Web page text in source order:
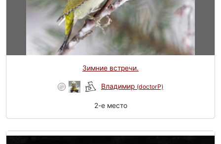
Зимние встречи.
Владимир (doctorP)
2-e место